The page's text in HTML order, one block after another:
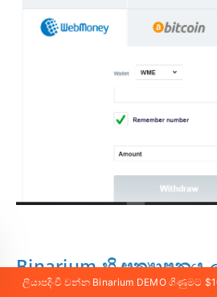
Binarium හි සත්‍යාපනය
කෙසේද?
ලියාපදිංචි වන්න Binarium DEMO ගිණුමට